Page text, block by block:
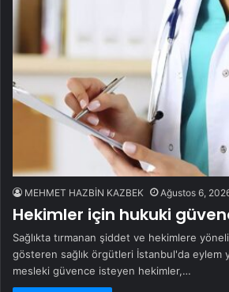
MEHMET HAZBİN KAZBEK Ağustos 6,
Hekimler için hukuki
Sağlıkta tırmanan şiddet ve hekimlere
gösteren sağlık örgütleri İstanbul'da eylem
mesleki güvence isteyen hekimler,…